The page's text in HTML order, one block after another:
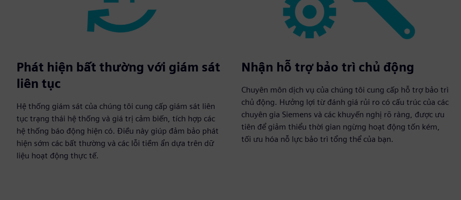
Phát hiện bất thường với giám sát
liên tục
Hệ thống giám sát của chúng tôi cung cấp giám sát liên
tục trạng thái hệ thống và giá trị cảm biến, tích hợp các
hệ thống báo động hiện có. Điều này giúp đảm bảo phát
hiện sớm các bất thường và các lỗi tiềm ẩn dựa trên dữ
liệu hoạt động thực tế.
Nhận hỗ trợ bảo trì chủ động
Chuyên môn dịch vụ của chúng tôi cung cấp hỗ trợ bảo trì
chủ động. Hưởng lợi từ đánh giá rủi ro có cấu trúc của các
chuyên gia Siemens và các khuyến nghị rõ ràng, được ưu
tiên để giảm thiểu thời gian ngừng hoạt động tốn kém,
tối ưu hóa nỗ lực bảo trì tổng thể của bạn.